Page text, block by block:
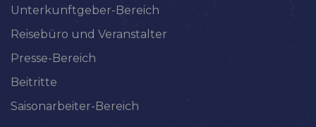
Unterkunftgeber-Bereich
Reisebüro und Veranstalter
Presse-Bereich
Beitritte
Saisonarbeiter-Bereich